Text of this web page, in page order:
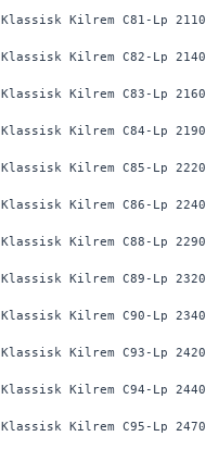
Klassisk Kilrem C81-Lp 2110
Klassisk Kilrem C82-Lp 2140
Klassisk Kilrem C83-Lp 2160
Klassisk Kilrem C84-Lp 2190
Klassisk Kilrem C85-Lp 2220
Klassisk Kilrem C86-Lp 2240
Klassisk Kilrem C88-Lp 2290
Klassisk Kilrem C89-Lp 2320
Klassisk Kilrem C90-Lp 2340
Klassisk Kilrem C93-Lp 2420
Klassisk Kilrem C94-Lp 2440
Klassisk Kilrem C95-Lp 2470